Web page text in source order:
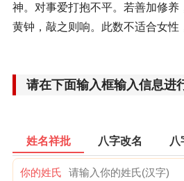
神。对事爱打抱不平。若善加修养
黄钟，敲之则响。此数不适合女性
请在下面输入框输入信息进
姓名祥批 八字改名 八
你的姓氏